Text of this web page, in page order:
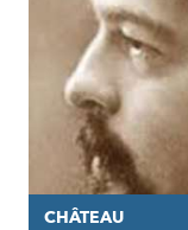
CHÂTEAU